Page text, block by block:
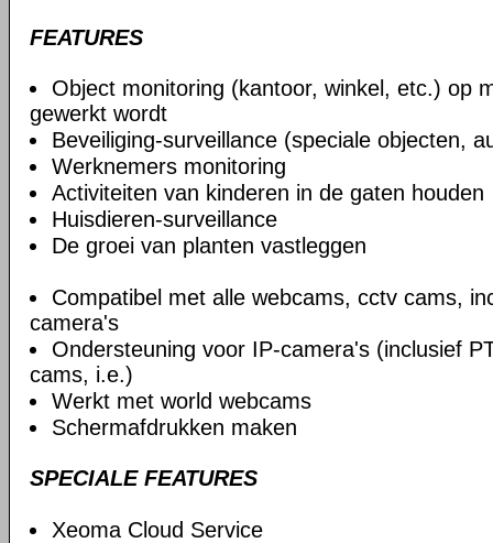
FEATURES
Object monitoring (kantoor, winkel, etc.) op
gewerkt wordt
Beveiliging-surveillance (speciale objecten,
Werknemers monitoring
Activiteiten van kinderen in de gaten houden
Huisdieren-surveillance
De groei van planten vastleggen
Compatibel met alle webcams, cctv cams,
camera's
Ondersteuning voor IP-camera's (inclusief
cams, i.e.)
Werkt met world webcams
Schermafdrukken maken
SPECIALE FEATURES
Xeoma Cloud Service